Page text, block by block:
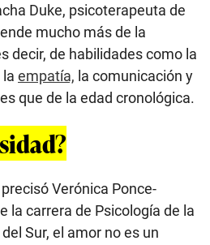
Duke, psicoterapeuta de
mucho más de la
decir, de habilidades como la
la empatía, la comunicación y
que de la edad cronológica.
Verónica Ponce-
la carrera de Psicología de la
Sur, el amor no es un